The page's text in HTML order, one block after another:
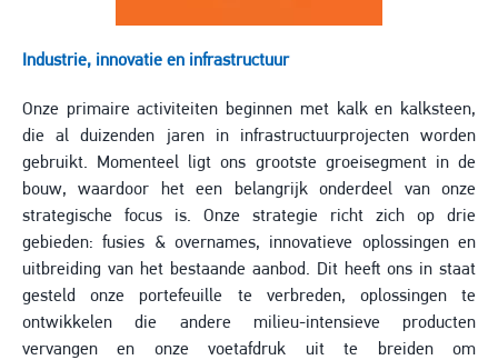
Industrie, innovatie en infrastructuur
Onze primaire activiteiten beginnen met kalk en kalksteen,
die al duizenden jaren in infrastructuurprojecten worden
gebruikt. Momenteel ligt ons grootste groeisegment in de
bouw, waardoor het een belangrijk onderdeel van onze
strategische focus is. Onze strategie richt zich op drie
gebieden: fusies & overnames, innovatieve oplossingen en
uitbreiding van het bestaande aanbod. Dit heeft ons in staat
gesteld onze portefeuille te verbreden, oplossingen te
ontwikkelen die andere milieu-intensieve producten
vervangen en onze voetafdruk uit te breiden om